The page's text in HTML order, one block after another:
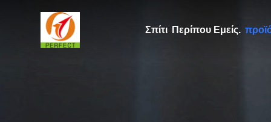
Σπίτι Περίπου Εμείς.